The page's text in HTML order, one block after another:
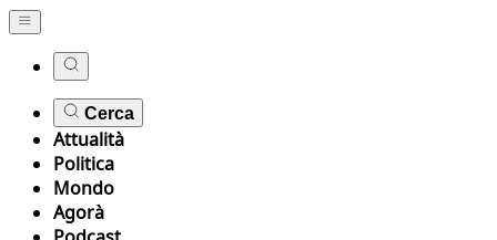
Cerca
Attualità
Politica
Mondo
Agorà